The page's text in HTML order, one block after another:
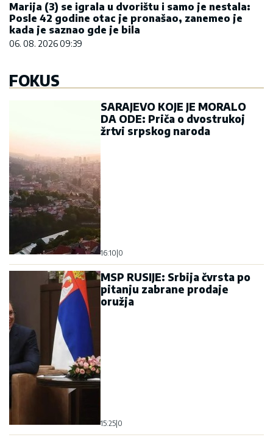
Marija (3) se igrala u dvorištu i samo je nestala:
Posle 42 godine otac je pronašao, zanemeo je
kada je saznao gde je bila
06. 08. 2026 09:39
FOKUS
SARAJEVO KOJE JE MORALO
DA ODE: Priča o dvostrukoj
žrtvi srpskog naroda
16:10 0
MSP RUSIJE: Srbija čvrsta po
pitanju zabrane prodaje
oružja
15:25 0